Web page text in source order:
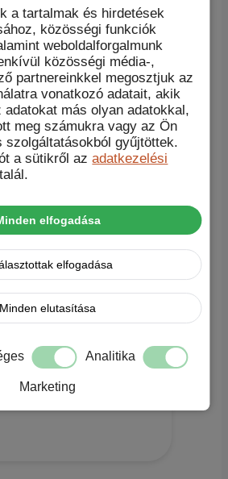
a tartalmak és hirdetések
közösségi funkciók
weboldalforgalmunk
közösségi média-,
partnereinkkel megosztjuk az
vonatkozó adatait, akik
adatokat más olyan adatokkal,
meg számukra vagy az Ön
szolgáltatásokból gyűjtöttek.
a sütikről azadatkezelési
talál.
elfogadása
elfogadása
Minden elutasítása
Analitika
Marketing
címem, és weboldalcímem
a következő
to reduce spam.Learn how
is processed.